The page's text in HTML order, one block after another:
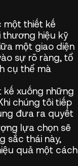
một thiết kế
thương hiệu kỹ
một giao diện
sự rõ ràng, tổ
cụ thể mà
kế xuống những
chúng tôi tiếp
đưa ra quyết
lựa chọn sẽ
sắc thái này,
quả một cách